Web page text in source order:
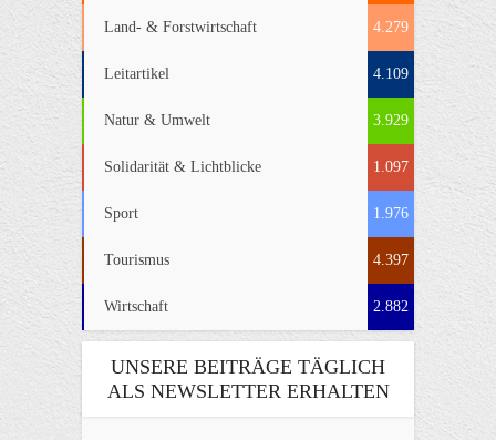
Land- & Forstwirtschaft 4.279
Leitartikel 4.109
Natur & Umwelt 3.929
Solidarität & Lichtblicke 1.097
Sport 1.976
Tourismus 4.397
Wirtschaft 2.882
UNSERE BEITRÄGE TÄGLICH
ALS NEWSLETTER ERHALTEN